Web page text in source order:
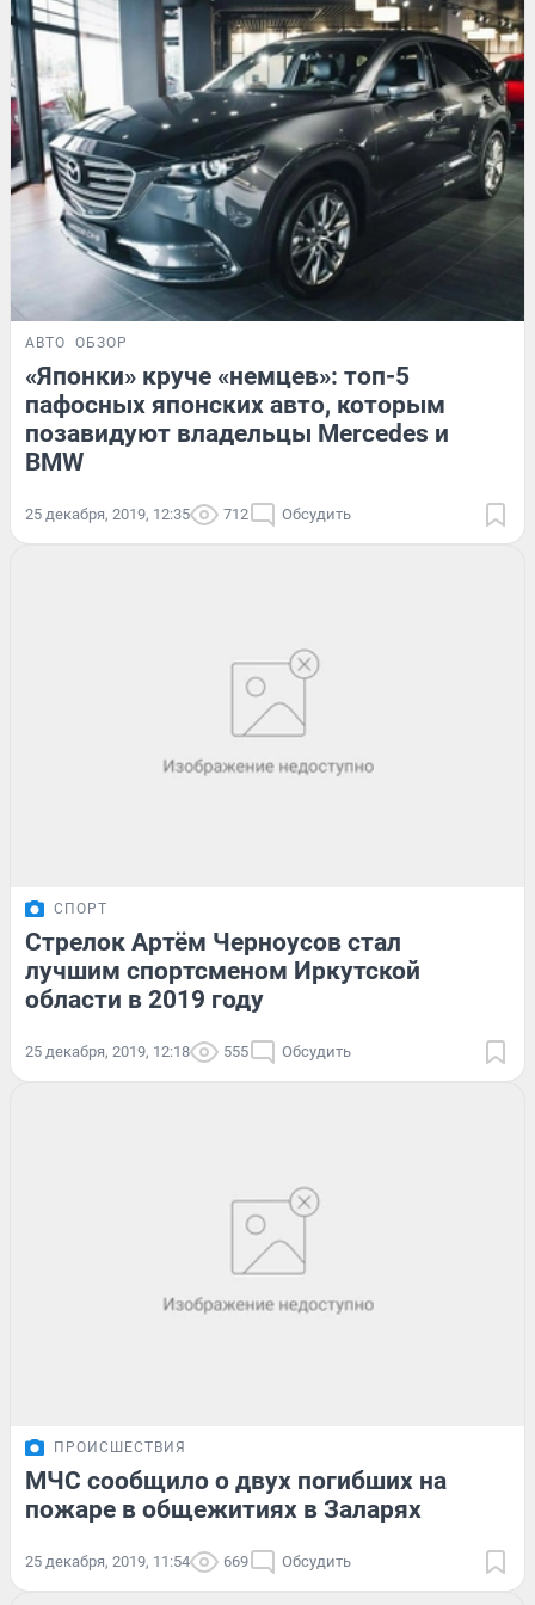
АВТО ОБЗОР
«Японки» круче «немцев»: топ-5
пафосных японских авто, которым
позавидуют владельцы Mercedes и
BMW
25 декабря, 2019, 12:35 712 Обсудить
СПОРТ
Стрелок Артём Черноусов стал
лучшим спортсменом Иркутской
области в 2019 году
25 декабря, 2019, 12:18 555 Обсудить
ПРОИСШЕСТВИЯ
МЧС сообщило о двух погибших на
пожаре в общежитиях в Заларях
25 декабря, 2019, 11:54 669 Обсудить